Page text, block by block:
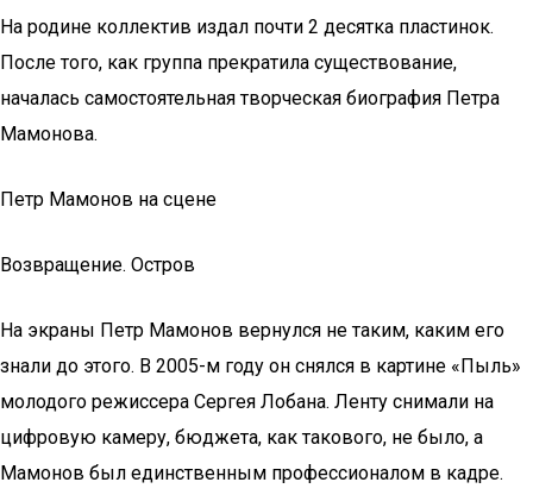
На родине коллектив издал почти 2 десятка пластинок.
После того, как группа прекратила существование,
началась самостоятельная творческая биография Петра
Мамонова.
Петр Мамонов на сцене
Возвращение. Остров
На экраны Петр Мамонов вернулся не таким, каким его
знали до этого. В 2005-м году он снялся в картине «Пыль»
молодого режиссера Сергея Лобана. Ленту снимали на
цифровую камеру, бюджета, как такового, не было, а
Мамонов был единственным профессионалом в кадре.